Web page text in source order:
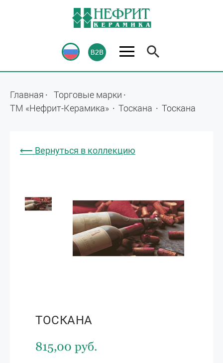
Главная
Торговые марки
ТМ «Нефрит-Керамика»
Тоскана Тоскана
⟵ Вернуться в коллекцию
ТОСКАНА
815,00 руб.